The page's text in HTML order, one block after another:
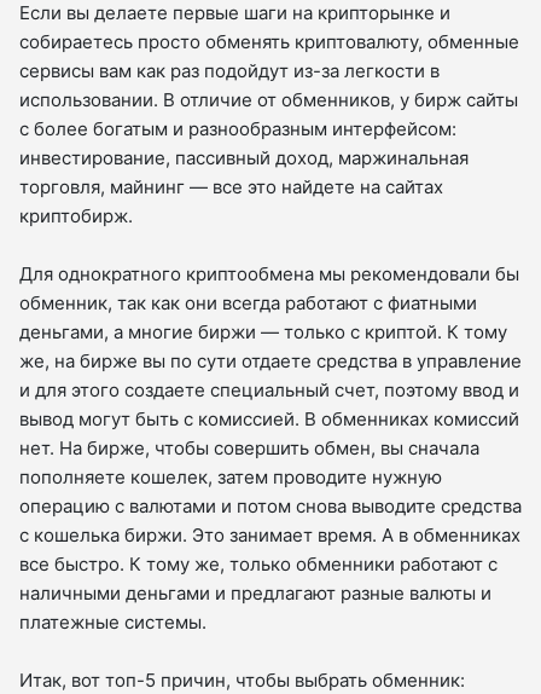
Если вы делаете первые шаги на крипторынке и
собираетесь просто обменять криптовалюту, обменные
сервисы вам как раз подойдут из-за легкости в
использовании. В отличие от обменников, у бирж сайты
с более богатым и разнообразным интерфейсом:
инвестирование, пассивный доход, маржинальная
торговля, майнинг — все это найдете на сайтах
криптобирж.
Для однократного криптообмена мы рекомендовали бы
обменник, так как они всегда работают с фиатными
деньгами, а многие биржи — только с криптой. К тому
же, на бирже вы по сути отдаете средства в управление
и для этого создаете специальный счет, поэтому ввод и
вывод могут быть с комиссией. В обменниках комиссий
нет. На бирже, чтобы совершить обмен, вы сначала
пополняете кошелек, затем проводите нужную
операцию с валютами и потом снова выводите средства
с кошелька биржи. Это занимает время. А в обменниках
все быстро. К тому же, только обменники работают с
наличными деньгами и предлагают разные валюты и
платежные системы.
Итак, вот топ-5 причин, чтобы выбрать обменник: